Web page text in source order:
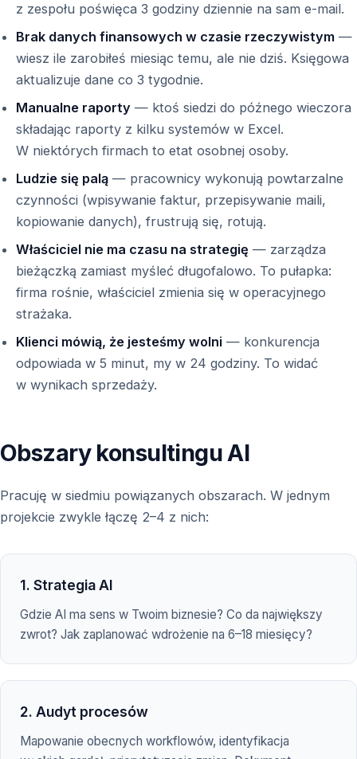
z zespołu poświęca 3 godziny dziennie na sam e-mail.
Brak danych finansowych w czasie rzeczywistym —
wiesz ile zarobiłeś miesiąc temu, ale nie dziś. Księgowa
aktualizuje dane co 3 tygodnie.
Manualne raporty — ktoś siedzi do późnego wieczora
składając raporty z kilku systemów w Excel.
W niektórych firmach to etat osobnej osoby.
Ludzie się palą — pracownicy wykonują powtarzalne
czynności (wpisywanie faktur, przepisywanie maili,
kopiowanie danych), frustrują się, rotują.
Właściciel nie ma czasu na strategię — zarządza
bieżączką zamiast myśleć długofalowo. To pułapka:
firma rośnie, właściciel zmienia się w operacyjnego
strażaka.
Klienci mówią, że jesteśmy wolni — konkurencja
odpowiada w 5 minut, my w 24 godziny. To widać
w wynikach sprzedaży.
Obszary konsultingu AI
Pracuję w siedmiu powiązanych obszarach. W jednym
projekcie zwykle łączę 2–4 z nich:
1. Strategia AI
Gdzie AI ma sens w Twoim biznesie? Co da największy
zwrot? Jak zaplanować wdrożenie na 6–18 miesięcy?
2. Audyt procesów
Mapowanie obecnych workflowów, identyfikacja